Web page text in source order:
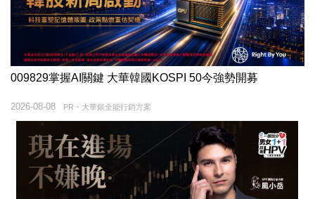
009829掌握AI關鍵 大華韓國KOSPI 50今強勢開募
PR・大華銀全能行銷方案
2026-08-08